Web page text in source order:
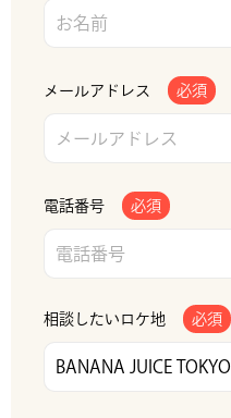
メールアドレス 必須
電話番号 必須
相談したいロケ地 必須